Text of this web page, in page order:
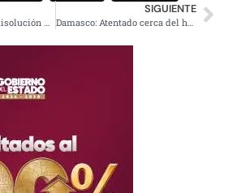
SIGUIENTE